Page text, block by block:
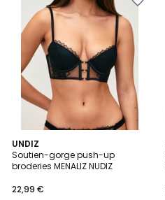
UNDIZ
Soutien-gorge push-up
broderies MENALIZ NUDIZ
22,99 €